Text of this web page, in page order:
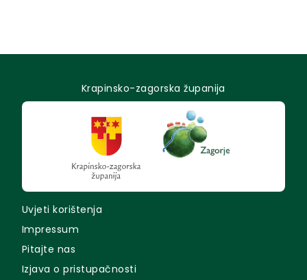
Krapinsko-zagorska županija
Uvjeti korištenja
Impressum
Pitajte nas
Izjava o pristupačnosti